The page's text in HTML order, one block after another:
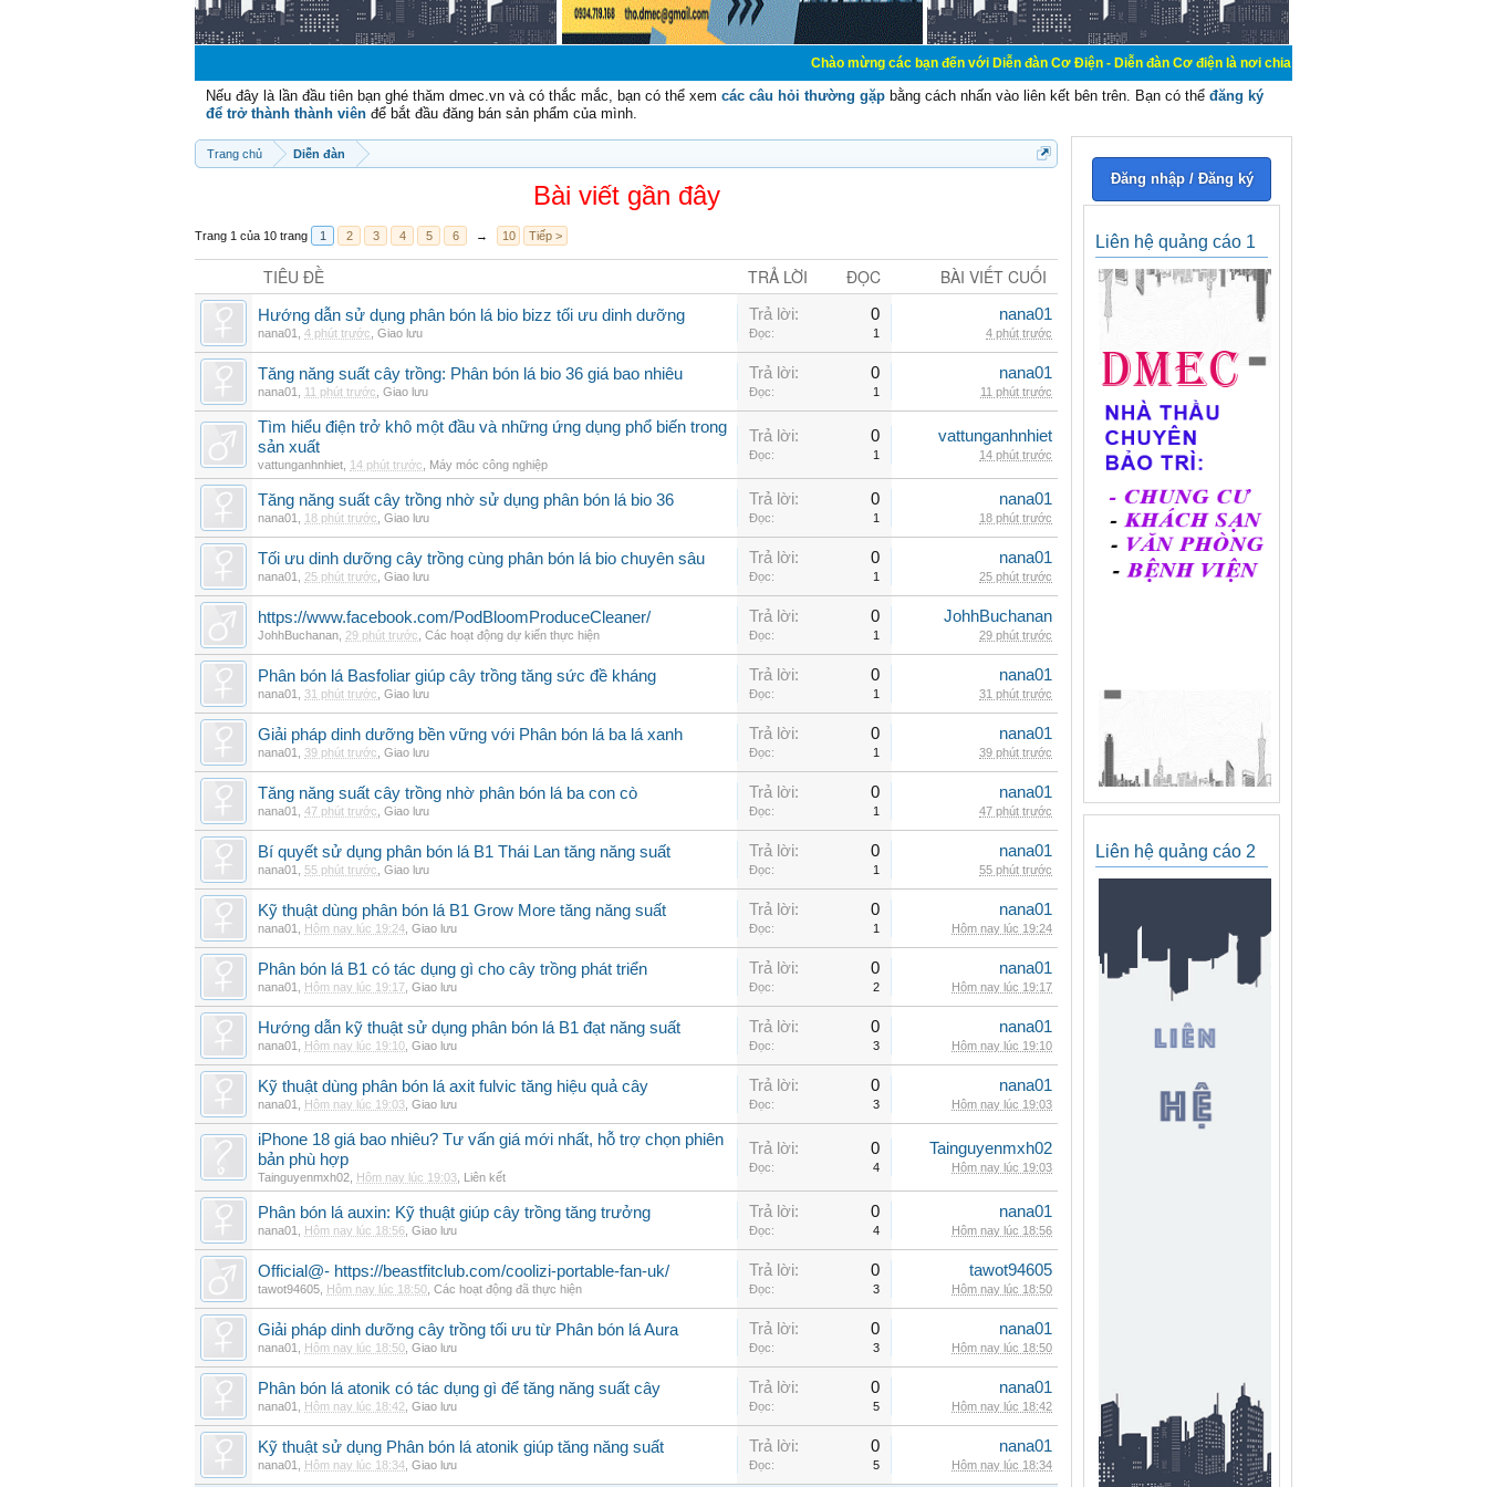
Chào mừng các bạn đến với Diễn đàn Cơ Điện - Diễn đàn Cơ điện là nơi chia sẽ kiến thức kinh nghiệm trong lãnh
Nếu đây là lần đầu tiên bạn ghé thăm dmec.vn và có thắc mắc, bạn có thể xem các câu hỏi thường gặp bằng cách nhấn vào liên kết bên trên. Bạn có thể đăng ký
để trở thành thành viên để bắt đầu đăng bán sản phẩm của mình.
Trang chủ Diễn đàn
Bài viết gần đây
Trang 1 của 10 trang 1 2 3 4 5 6 → 10 Tiếp >
TIÊU ĐỀ TRẢ LỜI ĐỌC BÀI VIẾT CUỐI
Hướng dẫn sử dụng phân bón lá bio bizz tối ưu dinh dưỡng
nana01 4 phút trước Giao lưu
Trả lời: 0
Đọc: 1
nana01
4 phút trước
Tăng năng suất cây trồng: Phân bón lá bio 36 giá bao nhiêu
nana01 11 phút trước Giao lưu
Trả lời: 0
Đọc: 1
nana01
11 phút trước
Tìm hiểu điện trở khô một đầu và những ứng dụng phổ biến trong
sản xuất
vattunganhnhiet 14 phút trước Máy móc công nghiệp
Trả lời: 0
Đọc: 1
vattunganhnhiet
14 phút trước
Tăng năng suất cây trồng nhờ sử dụng phân bón lá bio 36
nana01 18 phút trước Giao lưu
Trả lời: 0
Đọc: 1
nana01
18 phút trước
Tối ưu dinh dưỡng cây trồng cùng phân bón lá bio chuyên sâu
nana01 25 phút trước Giao lưu
Trả lời: 0
Đọc: 1
nana01
25 phút trước
https://www.facebook.com/PodBloomProduceCleaner/
JohhBuchanan 29 phút trước Các hoạt động dự kiến thực hiện
Trả lời: 0
Đọc: 1
JohhBuchanan
29 phút trước
Phân bón lá Basfoliar giúp cây trồng tăng sức đề kháng
nana01 31 phút trước Giao lưu
Trả lời: 0
Đọc: 1
nana01
31 phút trước
Giải pháp dinh dưỡng bền vững với Phân bón lá ba lá xanh
nana01 39 phút trước Giao lưu
Trả lời: 0
Đọc: 1
nana01
39 phút trước
Tăng năng suất cây trồng nhờ phân bón lá ba con cò
nana01 47 phút trước Giao lưu
Trả lời: 0
Đọc: 1
nana01
47 phút trước
Bí quyết sử dụng phân bón lá B1 Thái Lan tăng năng suất
nana01 55 phút trước Giao lưu
Trả lời: 0
Đọc: 1
nana01
55 phút trước
Kỹ thuật dùng phân bón lá B1 Grow More tăng năng suất
nana01 Hôm nay lúc 19:24 Giao lưu
Trả lời: 0
Đọc: 1
nana01
Hôm nay lúc 19:24
Phân bón lá B1 có tác dụng gì cho cây trồng phát triển
nana01 Hôm nay lúc 19:17 Giao lưu
Trả lời: 0
Đọc: 2
nana01
Hôm nay lúc 19:17
Hướng dẫn kỹ thuật sử dụng phân bón lá B1 đạt năng suất
nana01 Hôm nay lúc 19:10 Giao lưu
Trả lời: 0
Đọc: 3
nana01
Hôm nay lúc 19:10
Kỹ thuật dùng phân bón lá axit fulvic tăng hiệu quả cây
nana01 Hôm nay lúc 19:03 Giao lưu
Trả lời: 0
Đọc: 3
nana01
Hôm nay lúc 19:03
iPhone 18 giá bao nhiêu? Tư vấn giá mới nhất, hỗ trợ chọn phiên
bản phù hợp
Tainguyenmxh02 Hôm nay lúc 19:03 Liên kết
Trả lời: 0
Đọc: 4
Tainguyenmxh02
Hôm nay lúc 19:03
Phân bón lá auxin: Kỹ thuật giúp cây trồng tăng trưởng
nana01 Hôm nay lúc 18:56 Giao lưu
Trả lời: 0
Đọc: 4
nana01
Hôm nay lúc 18:56
Official@- https://beastfitclub.com/coolizi-portable-fan-uk/
tawot94605 Hôm nay lúc 18:50 Các hoạt động đã thực hiện
Trả lời: 0
Đọc: 3
tawot94605
Hôm nay lúc 18:50
Giải pháp dinh dưỡng cây trồng tối ưu từ Phân bón lá Aura
nana01 Hôm nay lúc 18:50 Giao lưu
Trả lời: 0
Đọc: 3
nana01
Hôm nay lúc 18:50
Phân bón lá atonik có tác dụng gì để tăng năng suất cây
nana01 Hôm nay lúc 18:42 Giao lưu
Trả lời: 0
Đọc: 5
nana01
Hôm nay lúc 18:42
Kỹ thuật sử dụng Phân bón lá atonik giúp tăng năng suất
nana01 Hôm nay lúc 18:34 Giao lưu
Trả lời: 0
Đọc: 5
nana01
Hôm nay lúc 18:34
Đăng nhập / Đăng ký
Liên hệ quảng cáo 1
Liên hệ quảng cáo 2